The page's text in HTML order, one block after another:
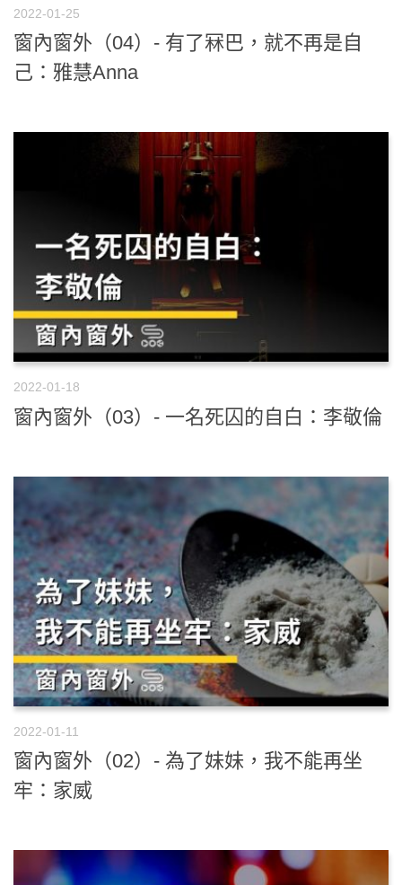
2022-01-25
窗內窗外（04）- 有了冧巴，就不再是自
己：雅慧Anna
2022-01-18
窗內窗外（03）- 一名死囚的自白：李敬倫
2022-01-11
窗內窗外（02）- 為了妹妹，我不能再坐
牢：家威